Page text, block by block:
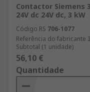
Contactor Siemens
24V dc 24V dc, 3 kW
Código RS 706-1077
Referência do fabricante
Subtotal (1 unidade)
56,10 €
Quantidade